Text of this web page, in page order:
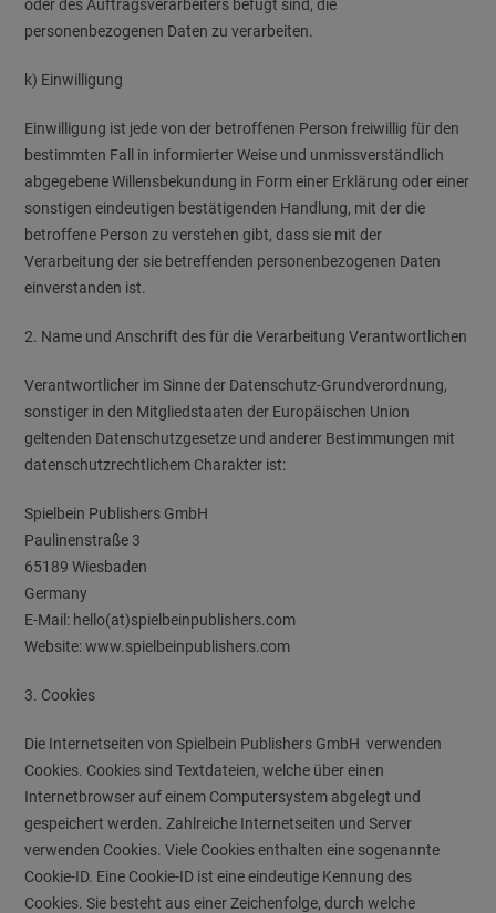
oder des Auftragsverarbeiters befugt sind, die
personenbezogenen Daten zu verarbeiten.
k) Einwilligung
Einwilligung ist jede von der betroffenen Person freiwillig für den
bestimmten Fall in informierter Weise und unmissverständlich
abgegebene Willensbekundung in Form einer Erklärung oder einer
sonstigen eindeutigen bestätigenden Handlung, mit der die
betroffene Person zu verstehen gibt, dass sie mit der
Verarbeitung der sie betreffenden personenbezogenen Daten
einverstanden ist.
2. Name und Anschrift des für die Verarbeitung Verantwortlichen
Verantwortlicher im Sinne der Datenschutz-Grundverordnung,
sonstiger in den Mitgliedstaaten der Europäischen Union
geltenden Datenschutzgesetze und anderer Bestimmungen mit
datenschutzrechtlichem Charakter ist:
Spielbein Publishers GmbH
Paulinenstraße 3
65189 Wiesbaden
Germany
E-Mail: hello(at)spielbeinpublishers.com
Website: www.spielbeinpublishers.com
3. Cookies
Die Internetseiten von Spielbein Publishers GmbH verwenden
Cookies. Cookies sind Textdateien, welche über einen
Internetbrowser auf einem Computersystem abgelegt und
gespeichert werden. Zahlreiche Internetseiten und Server
verwenden Cookies. Viele Cookies enthalten eine sogenannte
Cookie-ID. Eine Cookie-ID ist eine eindeutige Kennung des
Cookies. Sie besteht aus einer Zeichenfolge, durch welche